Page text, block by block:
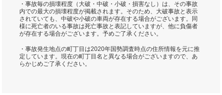
・事故毎の損壊程度（大破・中破・小破・損害なし）は、その事故
内での最大の損壊程度が掲載されます。そのため、大破事故と表示
されていても、中破や小破の車両が存在する場合がございます。同
様に死亡者のいる事故は死亡事故と表記していますが、他に負傷者
が存在する場合がございます。予めご了承ください。
・事故発生地点の町丁目は2020年国勢調査時点の住所情報を元に推
定しています。現在の町丁目名と異なる場合がございますので、あ
らかじめご了承ください。